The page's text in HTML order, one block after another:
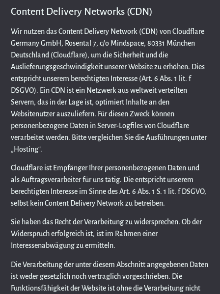
Content Delivery Networks (CDN)
Wir nutzen das Content Delivery Network (CDN) von Cloudflare
Germany GmbH, Rosental 7, c/o Mindspace, 80331 München
Deutschland (Cloudflare), um die Sicherheit und die
Auslieferungsgeschwindigkeit unserer Website zu erhöhen. Dies
entspricht unserem berechtigten Interesse (Art. 6 Abs. 1 lit. f
DSGVO). Ein CDN ist ein Netzwerk aus weltweit verteilten
Servern, das in der Lage ist, optimiert Inhalte an den
Websitenutzer auszuliefern. Für diesen Zweck können
personenbezogene Daten in Server-Logfiles von Cloudflare
verarbeitet werden. Bitte vergleichen Sie die Ausführungen unter
„Hosting“.
Cloudflare ist Empfänger Ihrer personenbezogenen Daten und
als Auftragsverarbeiter für uns tätig. Die entspricht unserem
berechtigten Interesse im Sinne des Art. 6 Abs. 1 S. 1 lit. f DSGVO,
selbst kein Content Delivery Network zu betreiben.
Sie haben das Recht der Verarbeitung zu widersprechen. Ob der
Widerspruch erfolgreich ist, ist im Rahmen einer
Interessenabwägung zu ermitteln.
Die Verarbeitung der unter diesem Abschnitt angegebenen Daten
ist weder gesetzlich noch vertraglich vorgeschrieben. Die
Funktionsfähigkeit der Website ist ohne die Verarbeitung nicht